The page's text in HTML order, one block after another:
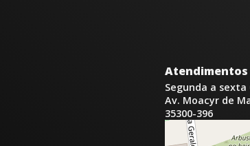
Atendimentos
Segunda a sexta
Av. Moacyr de
35300-396